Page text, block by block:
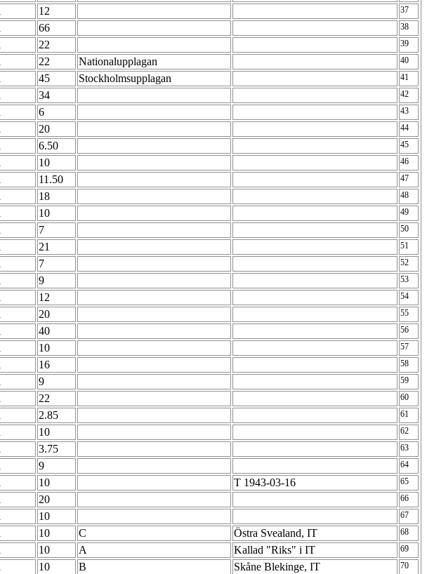
12 37
66 38
22 39
22 Nationalupplagan 40
45 Stockholmsupplagan 41
34 42
6 43
20 44
6.50 45
10 46
11.50 47
18 48
10 49
7 50
21 51
7 52
9 53
12 54
20 55
40 56
10 57
16 58
9 59
22 60
2.85 61
10 62
3.75 63
9 64
10 T 1943-03-16 65
20 66
10 67
10 C Östra Svealand, IT 68
10 A Kallad "Riks" i IT 69
10 B Skåne Blekinge, IT 70